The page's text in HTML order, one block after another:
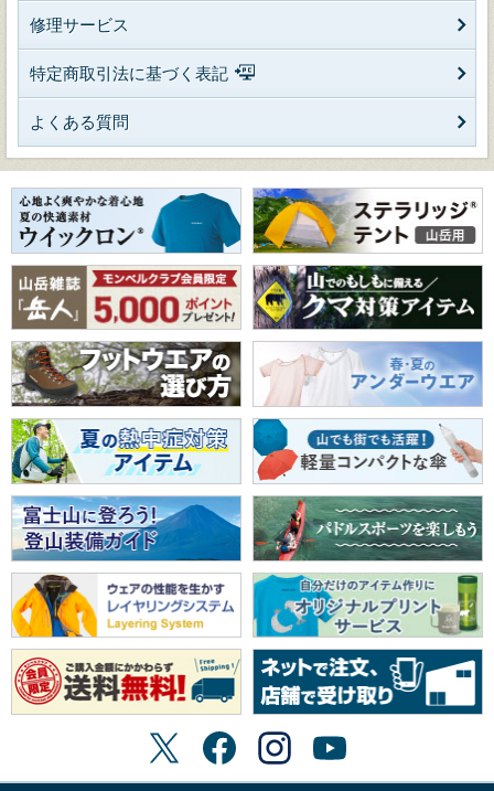
修理サービス
特定商取引法に基づく表記
よくある質問